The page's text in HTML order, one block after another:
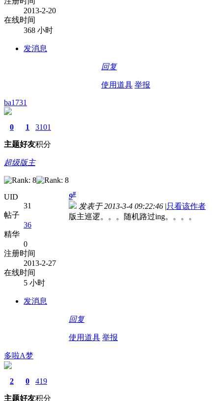
2013-2-20
在线时间
368 小时
发消息
回复
使用道具 举报
ba1731
0
主题
1
好友
3101
积分
超级版主
UID
31
帖子
36
精华
0
注册时间
2013-2-27
在线时间
5 小时
发消息
9#
发表于 2013-3-4 09:22:46 |只看该作者
版主巡逻。。。随机路过ing。。。。
回复
使用道具 举报
多啦A梦
2
主题
0
好友
419
积分